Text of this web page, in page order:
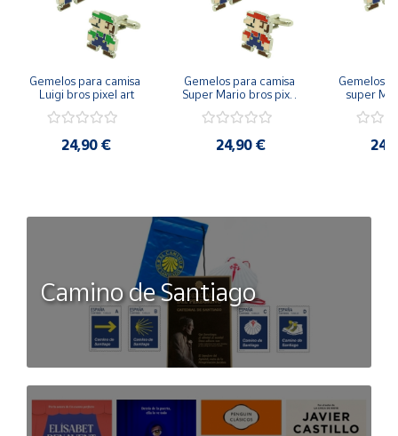
Gemelos para camisa
Luigi bros pixel art
24,90 €
Gemelos para camisa
Super Mario bros pixel
art
24,90 €
Gemelos
super
Luigi
Camino de Santiago